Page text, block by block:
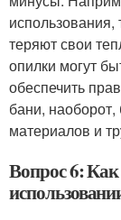
теряют свои
опилки могут
обеспечить
бани,
материалов и
Вопрос 6: Как